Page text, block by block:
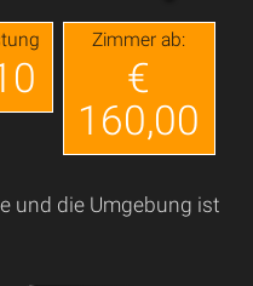
Zimmer ab:
€
160,00
und die Umgebung ist